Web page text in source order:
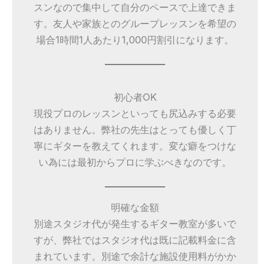
スンなので集中して自分のペースで上達できま
す。友人や家族とのグループレッスンを希望の
場合1時間1人あたり1,000円割引になります。
初心者OK
現役プロのレッスンといっても尻込みする必要
はありません。弊社の先生はとっても優しく丁
寧にギターを教えてくれます。変な癖をつけな
い為には最初からプロに学ぶべきなのです。
明確な金額
別途スタジオ代が発生するギター教室が多いで
すが、弊社ではスタジオ代は既に記載料金に含
まれています。別途で余計な施設使用料がかか